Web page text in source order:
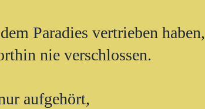
Paradies vertrieben haben,
nie verschlossen.
aufgehört,